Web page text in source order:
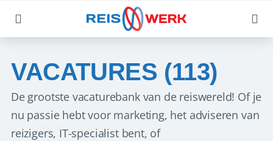
VACATURES (113)
De grootste vacaturebank van de reiswereld! Of je
nu passie hebt voor marketing, het adviseren van
reizigers, IT-specialist bent, of